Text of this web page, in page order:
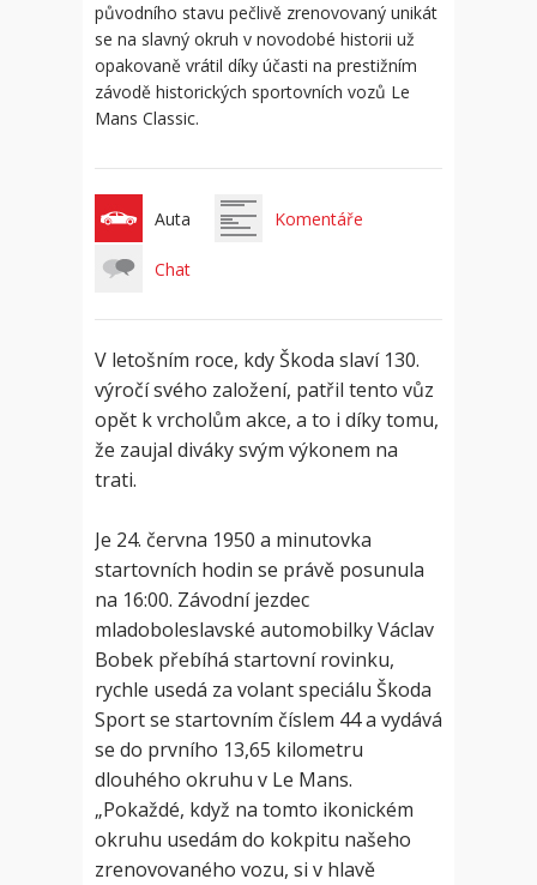
původního stavu pečlivě zrenovovaný unikát
se na slavný okruh v novodobé historii už
opakovaně vrátil díky účasti na prestižním
závodě historických sportovních vozů Le
Mans Classic.
Auta Komentáře
Chat
V letošním roce, kdy Škoda slaví 130.
výročí svého založení, patřil tento vůz
opět k vrcholům akce, a to i díky tomu,
že zaujal diváky svým výkonem na
trati.
Je 24. června 1950 a minutovka
startovních hodin se právě posunula
na 16:00. Závodní jezdec
mladoboleslavské automobilky Václav
Bobek přebíhá startovní rovinku,
rychle usedá za volant speciálu Škoda
Sport se startovním číslem 44 a vydává
se do prvního 13,65 kilometru
dlouhého okruhu v Le Mans.
„Pokaždé, když na tomto ikonickém
okruhu usedám do kokpitu našeho
zrenovovaného vozu, si v hlavě